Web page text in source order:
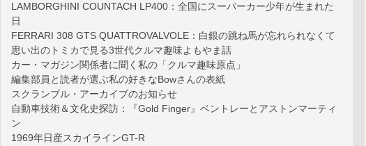
LAMBORGHINI COUNTACH LP400：全国にスーパーカー少年が生まれた
日
FERRARI 308 GTS QUATTROVALVOLE：白銀の跳ね馬が忘れられなくて
思い出のトミカで見る3世代クルマ趣味よもやま話
カー・マガジン関係者に聞く私の「クルマ趣味原点」
編集部員と読者が選ぶ私の好きなBowさんの表紙
スクランブル・アーカイブのお知らせ
自動車技術＆文化史探訪：『Gold Finger』ベントレーとアストンマーティ
ン
1969年日産スカイラインGT-R